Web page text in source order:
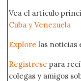
Vea el artículo
Cuba y Venezuela
Explore las noticias
Regístrese para
colegas y amigos